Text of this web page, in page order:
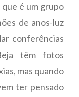
é um grupo
de anos-luz
conferências
têm fotos
mas quando
ter pensado